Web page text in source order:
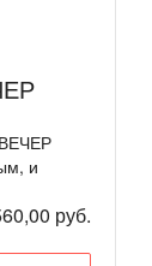
и
руб.